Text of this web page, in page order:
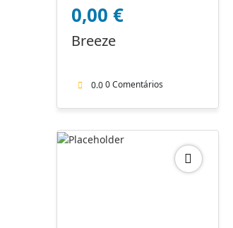
0,00 €
Breeze
0.00 Comentários